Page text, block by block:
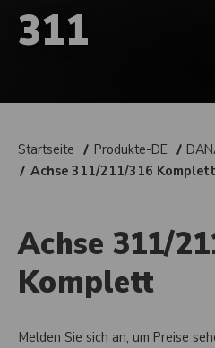
311
Startseite Produkte-DE
Achse 311/211/316 Komplett
Achse 311/
Komplett
Melden Sie sich an, um Preise